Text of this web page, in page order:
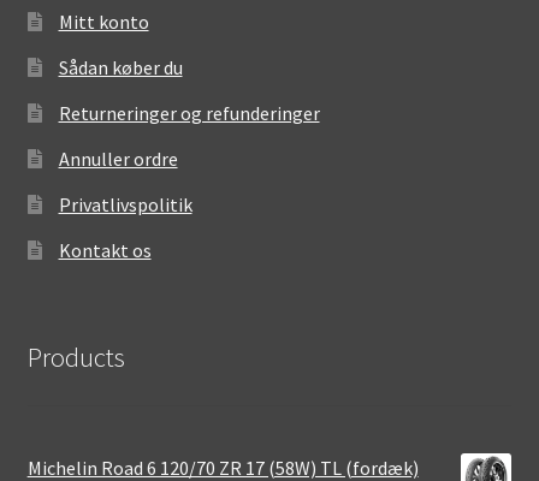
Mitt konto
Sådan køber du
Returneringer og refunderinger
Annuller ordre
Privatlivspolitik
Kontakt os
Products
Michelin Road 6 120/70 ZR 17 (58W) TL (fordæk)